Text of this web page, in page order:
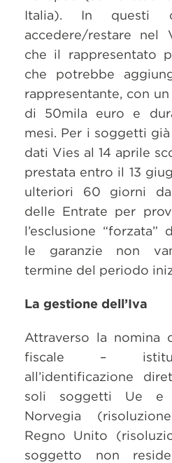
Italia). In questi
accedere/restare nel
che il rappresentato
che potrebbe
rappresentante, con
di 50mila euro e
mesi. Per i soggetti
dati Vies al 14 aprile
prestata entro il 13
ulteriori 60 giorni
delle Entrate per
l’esclusione “forzata”
le garanzie non
termine del periodo
La gestione dell’Iva
Attraverso la nomina
fiscale –
all’identificazione
soli soggetti Ue e
Norvegia
Regno Unito
soggetto non